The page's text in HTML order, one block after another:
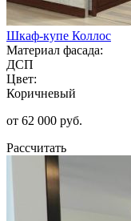
Шкаф-купе Коллос
Материал фасада:
ДСП
Цвет:
Коричневый
от 62 000 руб.
Рассчитать